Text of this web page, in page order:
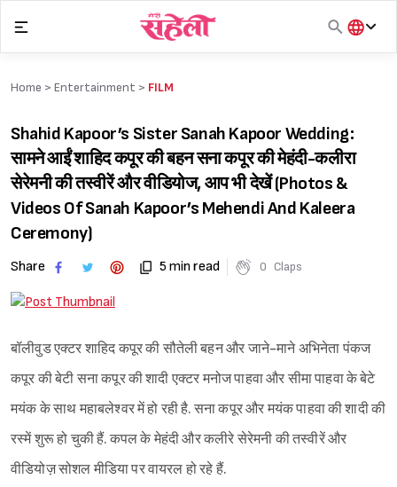
content
हिंदी
Home > Entertainment > FILM
Shahid Kapoor’s Sister Sanah Kapoor Wedding:
सामने आईं शाहिद कपूर की बहन सना कपूर की मेहंदी-कलीरा
सेरेमनी की तस्वीरें और वीडियोज, आप भी देखें (Photos &
Videos Of Sanah Kapoor’s Mehendi And Kaleera
Ceremony)
Share 5 min read 0 Claps
बॉलीवुड एक्टर शाहिद कपूर की सौतेली बहन और जाने-माने अभिनेता पंकज
कपूर की बेटी सना कपूर की शादी एक्टर मनोज पाहवा और सीमा पाहवा के बेटे
मयंक के साथ महाबलेश्वर में हो रही है. सना कपूर और मयंक पाहवा की शादी की
रस्में शुरू हो चुकी हैं. कपल के मेहंदी और कलीरे सेरेमनी की तस्वीरें और
वीडियोज़ सोशल मीडिया पर वायरल हो रहे हैं.